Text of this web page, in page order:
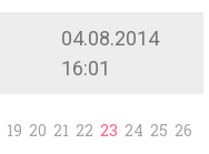
04.08.2014
16:01
19 20 21 22 23 24 25 26